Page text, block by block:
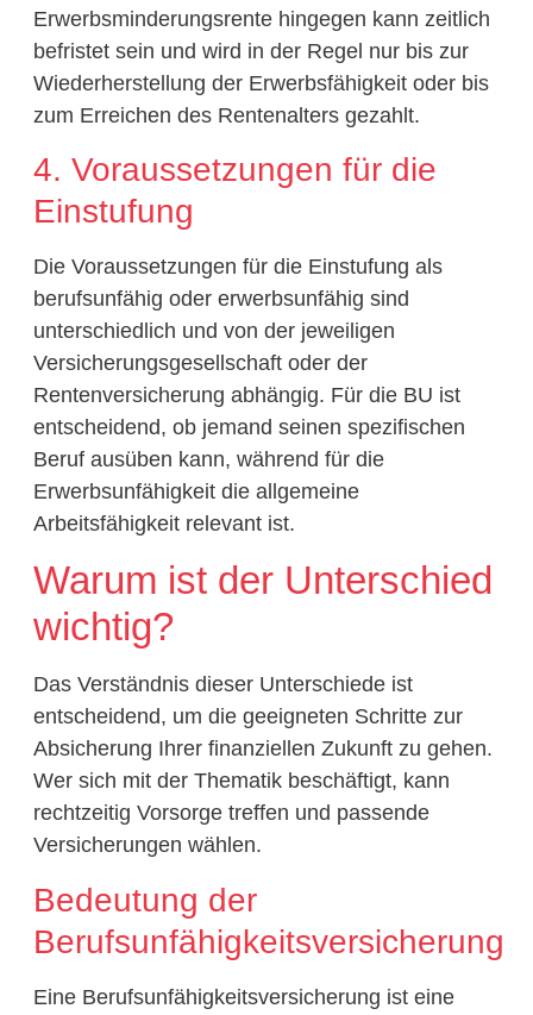
Erwerbsminderungsrente hingegen kann zeitlich
befristet sein und wird in der Regel nur bis zur
Wiederherstellung der Erwerbsfähigkeit oder bis
zum Erreichen des Rentenalters gezahlt.
4. Voraussetzungen für die
Einstufung
Die Voraussetzungen für die Einstufung als
berufsunfähig oder erwerbsunfähig sind
unterschiedlich und von der jeweiligen
Versicherungsgesellschaft oder der
Rentenversicherung abhängig. Für die BU ist
entscheidend, ob jemand seinen spezifischen
Beruf ausüben kann, während für die
Erwerbsunfähigkeit die allgemeine
Arbeitsfähigkeit relevant ist.
Warum ist der Unterschied
wichtig?
Das Verständnis dieser Unterschiede ist
entscheidend, um die geeigneten Schritte zur
Absicherung Ihrer finanziellen Zukunft zu gehen.
Wer sich mit der Thematik beschäftigt, kann
rechtzeitig Vorsorge treffen und passende
Versicherungen wählen.
Bedeutung der
Berufsunfähigkeitsversicherung
Eine Berufsunfähigkeitsversicherung ist eine